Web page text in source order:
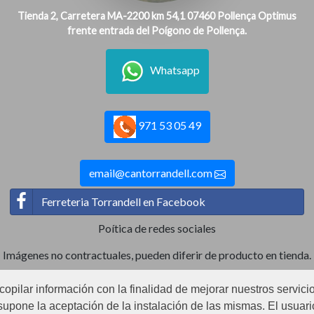
información con la finalidad de mejorar nuestros
la aceptación de la instalación de las mismas. El
Tienda 2, Carretera MA-2200 km 54,1 07460 Pollença Optimus
frente entrada del Poígono de Pollença.
Whatsapp
971 53 05 49
email@cantorrandell.com
Ferreteria Torrandell en Facebook
Poítica de redes sociales
Imágenes no contractuales, pueden diferir de producto en tienda.
Ⓒ2022 Can Torrandell s.l. - Nif.B07920762.